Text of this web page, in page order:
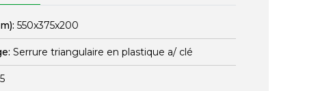
550x375x200
Serrure triangulaire en plastique a/ clé